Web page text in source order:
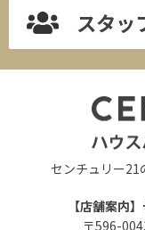
スタッ
センチュリー21
【店舗案内
〒596-